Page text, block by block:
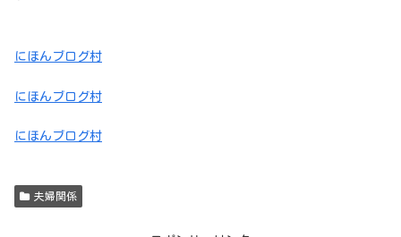
にほんブログ村
にほんブログ村
にほんブログ村
夫婦関係